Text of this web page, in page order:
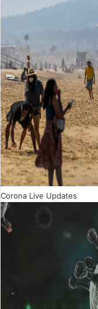
Corona Live Updates